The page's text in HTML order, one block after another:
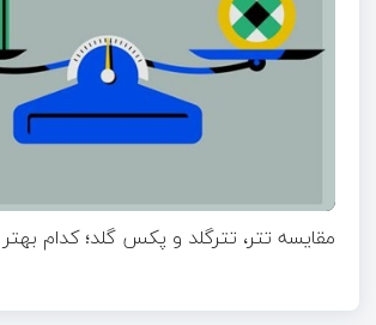
مقایسه تتر، تترگلد و پکس گلد؛ کدام